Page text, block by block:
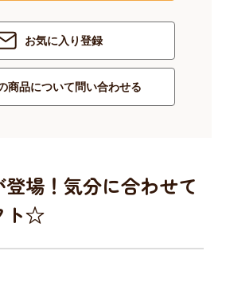
お気に入り登録
商品について問い合わせる
場！気分に合わせて
ト☆